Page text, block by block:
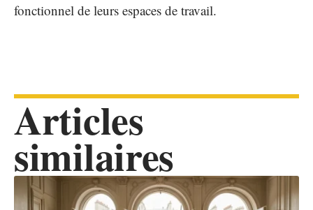
fonctionnel de leurs espaces de travail.
Articles
similaires